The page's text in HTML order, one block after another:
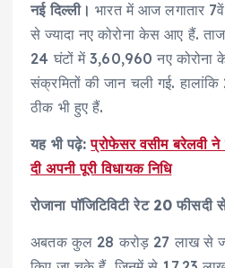
नई दिल्ली। भारत में आज लगातार
से ज्यादा नए कोरोना केस आए हैं.
24 घंटों में 3,60,960 नए
संक्रमितों की जान चली गई.
ठीक भी हुए हैं.
यह भी पढ़े:प्रोफेसर वसीम बरेलवी
दी अपनी पूरी विधायक निधि
रोजाना पॉजिटिविटी रेट 20 फीसदी
अबतक कुल 28 करोड़ 27 लाख से